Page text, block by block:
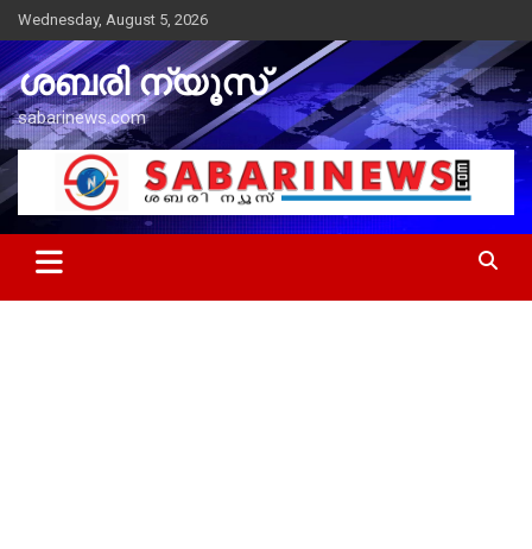
Skip
to
content
Wednesday, August 5, 2026
ശബരി ന്യൂസ്
sabarinews.com